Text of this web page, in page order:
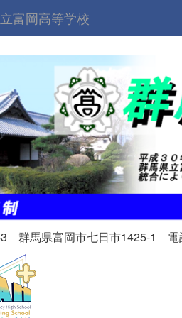
富岡高等学校
群馬県富岡市七日市1425-1